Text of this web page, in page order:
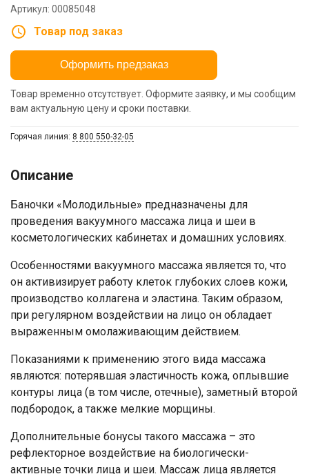
Артикул: 00085048
Товар под заказ
Оформить предзаказ
Товар временно отсутствует. Оформите заявку, и мы сообщим
вам актуальную цену и сроки поставки.
Горячая линия: 8 800 550-32-05
Описание
Баночки «Молодильные» предназначены для
проведения вакуумного массажа лица и шеи в
косметологических кабинетах и домашних условиях.
Особенностями вакуумного массажа является то, что
он активизирует работу клеток глубоких слоев кожи,
производство коллагена и эластина. Таким образом,
при регулярном воздействии на лицо он обладает
выраженным омолаживающим действием.
Показаниями к применению этого вида массажа
являются: потерявшая эластичность кожа, оплывшие
контуры лица (в том числе, отечные), заметный второй
подбородок, а также мелкие морщины.
Дополнительные бонусы такого массажа – это
рефлекторное воздействие на биологически-
активные точки лица и шеи. Массаж лица является
Ваше имя
Номер телефона